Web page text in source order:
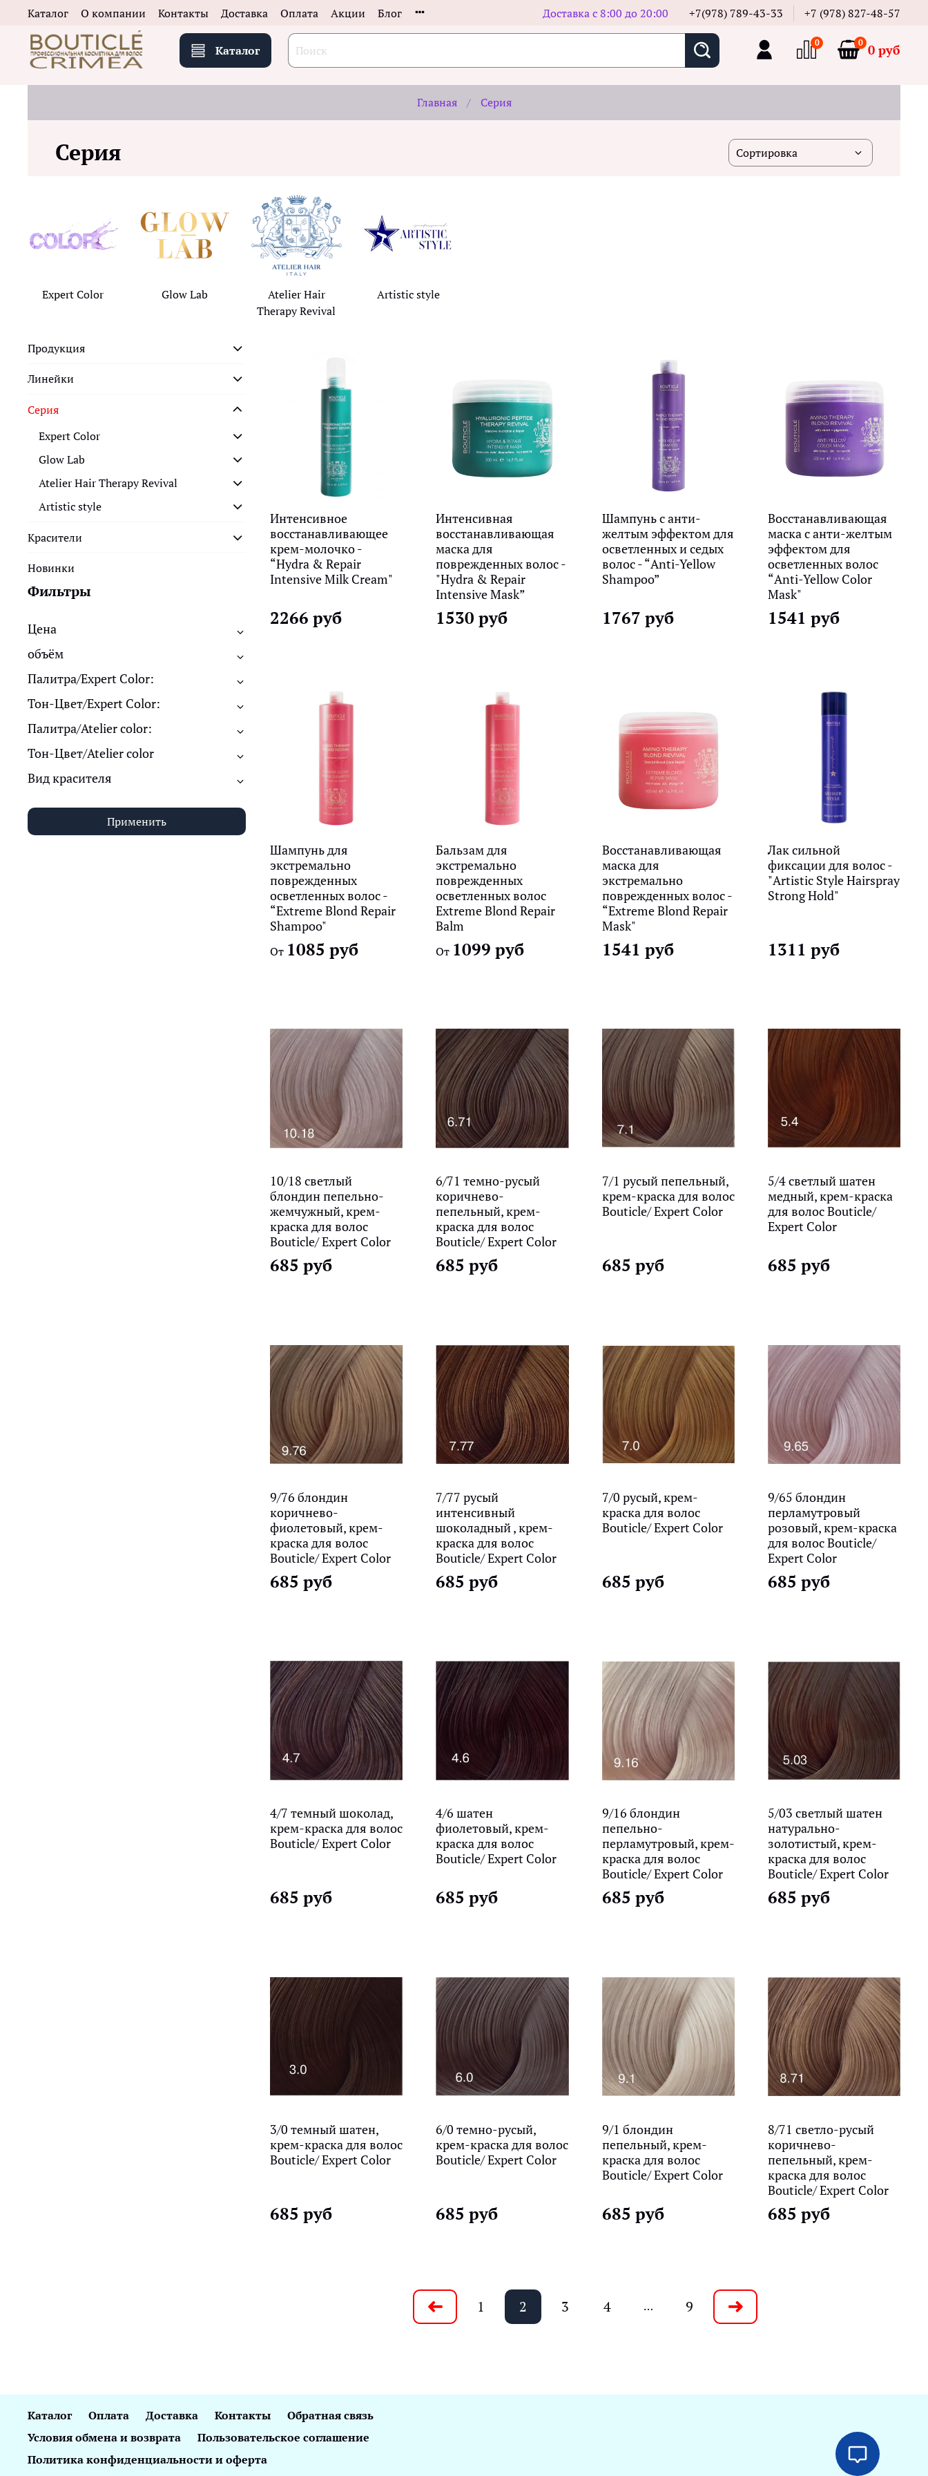
Каталог О компании Контакты Доставка Оплата Акции Блог Доставка с 8:00 до 20:00 +7(978) 789-43-33 +7 (978) 827-48-57
Каталог
0 0 0 руб
Главная Серия
Серия
Expert Color Glow Lab
Atelier Hair
Therapy Revival
Аrtistic style
Интенсивное
восстанавливающее
крем-молочко -
“Hydra & Repair
Intensive Milk Cream"
2266 руб
Интенсивная
восстанавливающая
маска для
поврежденных волос -
"Hydra & Repair
Intensive Mask”
1530 руб
Шампунь с анти-
желтым эффектом для
осветленных и седых
волос - “Anti-Yellow
Shampoo”
1767 руб
Восстанавливающая
маска с анти-желтым
эффектом для
осветленных волос
“Anti-Yellow Color
Mask"
1541 руб
Шампунь для
экстремально
поврежденных
осветленных волос -
“Extreme Blond Repair
Shampoo"
От 1085 руб
Бальзам для
экстремально
поврежденных
осветленных волос
Extreme Blond Repair
Balm
От 1099 руб
Восстанавливающая
маска для
экстремально
поврежденных волос -
“Extreme Blond Repair
Mask"
1541 руб
Лак сильной
фиксации для волос -
"Artistic Style Hairspray
Strong Hold"
1311 руб
10/18 светлый
блондин пепельно-
жемчужный, крем-
краска для волос
Bouticle/ Expert Color
685 руб
6/71 темно-русый
коричнево-
пепельный, крем-
краска для волос
Bouticle/ Expert Color
685 руб
7/1 русый пепельный,
крем-краска для волос
Bouticle/ Expert Color
685 руб
5/4 светлый шатен
медный, крем-краска
для волос Bouticle/
Expert Color
685 руб
9/76 блондин
коричнево-
фиолетовый, крем-
краска для волос
Bouticle/ Expert Color
685 руб
7/77 русый
интенсивный
шоколадный , крем-
краска для волос
Bouticle/ Expert Color
685 руб
7/0 русый, крем-
краска для волос
Bouticle/ Expert Color
685 руб
9/65 блондин
перламутровый
розовый, крем-краска
для волос Bouticle/
Expert Color
685 руб
4/7 темный шоколад,
крем-краска для волос
Bouticle/ Expert Color
685 руб
4/6 шатен
фиолетовый, крем-
краска для волос
Bouticle/ Expert Color
685 руб
9/16 блондин
пепельно-
перламутровый, крем-
краска для волос
Bouticle/ Expert Color
685 руб
5/03 светлый шатен
натурально-
золотистый, крем-
краска для волос
Bouticle/ Expert Color
685 руб
3/0 темный шатен,
крем-краска для волос
Bouticle/ Expert Color
685 руб
6/0 темно-русый,
крем-краска для волос
Bouticle/ Expert Color
685 руб
9/1 блондин
пепельный, крем-
краска для волос
Bouticle/ Expert Color
685 руб
8/71 светло-русый
коричнево-
пепельный, крем-
краска для волос
Bouticle/ Expert Color
685 руб
1 2 3 4 … 9
Продукция
Линейки
Серия
Expert Color
Glow Lab
Atelier Hair Therapy Revival
Аrtistic style
Красители
Новинки
Фильтры
Цена
объём
Палитра/Expert Color:
Тон-Цвет/Expert Color:
Палитра/Atelier color:
Тон-Цвет/Atelier color
Вид красителя
Применить
Каталог Оплата Доставка Контакты
Обратная связь
Условия обмена и возврата
Пользовательское соглашение
Политика конфиденциальности и оферта